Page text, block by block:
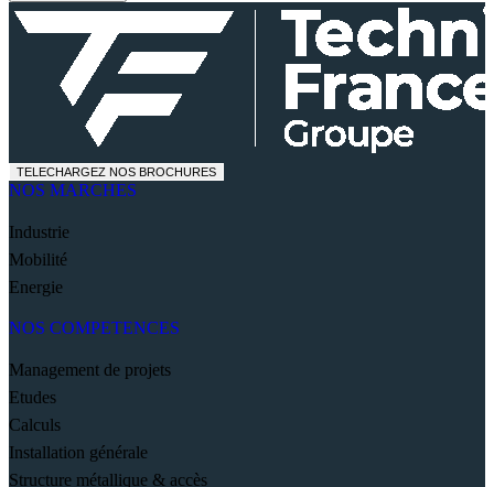
TELECHARGEZ NOS BROCHURES
NOS MARCHES
Industrie
Mobilité
Energie
NOS COMPETENCES
Management de projets
Etudes
Calculs
Installation générale
Structure métallique & accès